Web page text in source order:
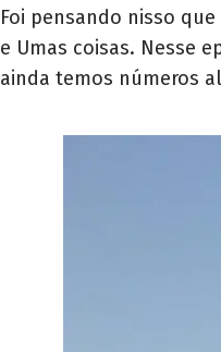
Foi pensando nisso
e Umas coisas. Nesse
ainda temos números